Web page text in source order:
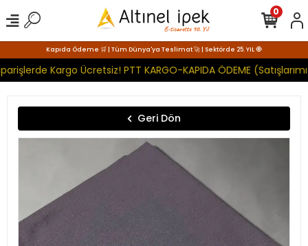
Kapıda Ödeme 🛒 | Tüm Dünya'ya Teslimat 🚀 | Sektörde 25. YIL 🧿
Kargo Ücretsiz! PTT KARGO-KAPIDA ÖDEME
0
Geri Dön